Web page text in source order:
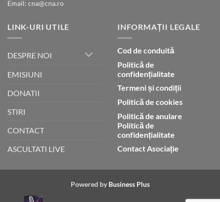
Email: cna@cna.ro
LINK-URI UTILE
DESPRE NOI
EMISIUNI
DONATII
STIRI
CONTACT
ASCULTATI LIVE
INFORMAȚII LEGALE
Cod de conduită
Politică de
confidențialitate
Termeni și condiții
Politică de cookies
Politică de anulare
Politică de
confidențialitate
Contact Asociație
Powered by Business Plus